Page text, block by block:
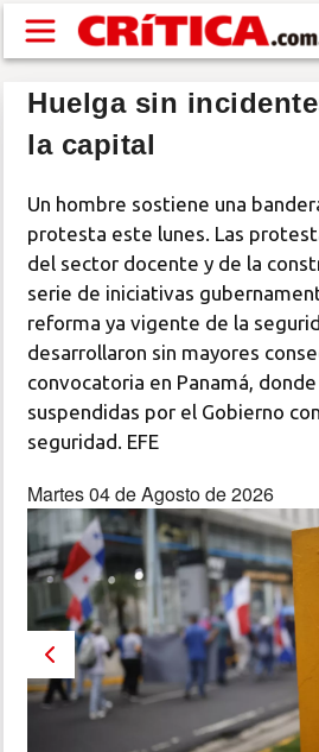
Pasar al contenido principal
buscar
NACIONAL
POLÍTICA
DEPORTES
MUNDO
INSÓLITAS
MULTIMEDIA
IMPRESO
Huelga sin
la capital
Un hombre sostiene una
protesta este lunes. Las
del sector docente y de la
serie de iniciativas
reforma ya vigente de la
desarrollaron sin mayores
convocatoria en Panamá,
suspendidas por el Gobierno
seguridad. EFE
Martes 04 de Agosto de 2026
Previous